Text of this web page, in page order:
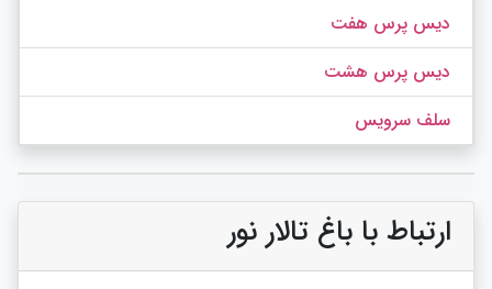
دیس پرس هفت
دیس پرس هشت
سلف سرویس
ارتباط با باغ تالار نور